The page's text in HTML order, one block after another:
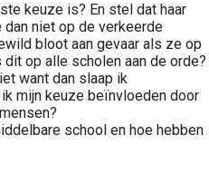
keuze is? En stel dat haar
niet op de verkeerde
bloot aan gevaar als ze op
op alle scholen aan de orde?
want dan slaap ik
mijn keuze beïnvloeden door
school en hoe hebben